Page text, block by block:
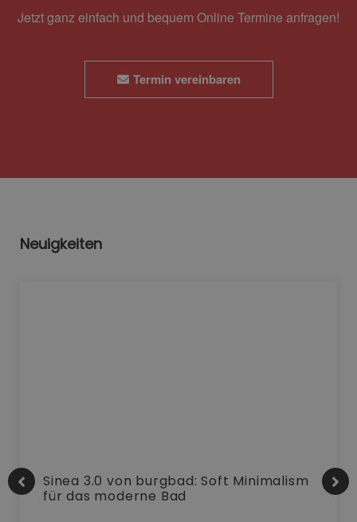
Jetzt ganz einfach und bequem Online Termine anfragen!
Termin vereinbaren
Neuigkeiten
Sinea 3.0 von burgbad: Soft Minimalism
für das moderne Bad